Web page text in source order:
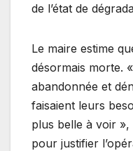
de l’état de
Le maire estime
désormais morte.
abandonnée et
faisaient leurs
plus belle à voir
pour justifier